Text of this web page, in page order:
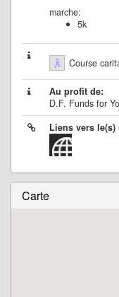
marche:
5k
Course
Au profit de:
D.F. Funds for
Liens vers
Carte